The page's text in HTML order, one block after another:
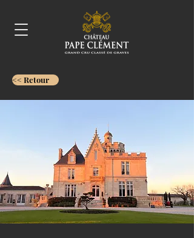
<< Retour